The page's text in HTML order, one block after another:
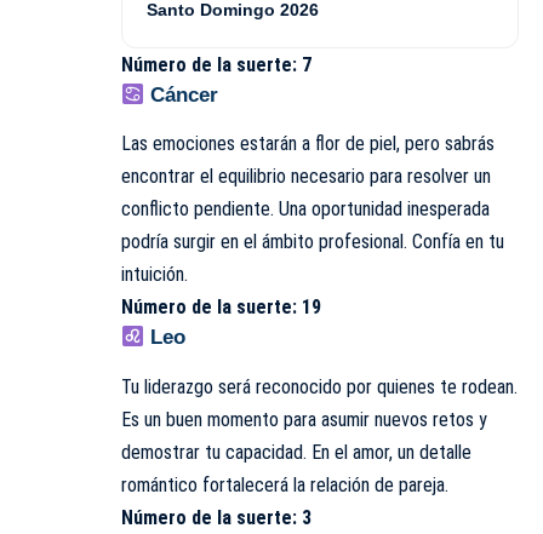
Santo Domingo 2026
Número de la suerte: 7
Cáncer
Las emociones estarán a flor de piel, pero sabrás
encontrar el equilibrio necesario para resolver un
conflicto pendiente. Una oportunidad inesperada
podría surgir en el ámbito profesional. Confía en tu
intuición.
Número de la suerte: 19
Leo
Tu liderazgo será reconocido por quienes te rodean.
Es un buen momento para asumir nuevos retos y
demostrar tu capacidad. En el amor, un detalle
romántico fortalecerá la relación de pareja.
Número de la suerte: 3